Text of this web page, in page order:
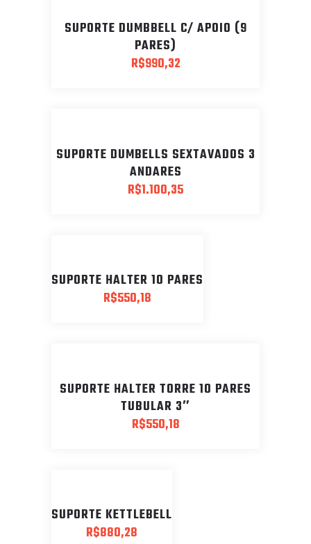
SUPORTE DUMBBELL C/ APOIO (9
PARES)
R$990,32
SUPORTE DUMBELLS SEXTAVADOS 3
ANDARES
R$1.100,35
SUPORTE HALTER 10 PARES
R$550,18
SUPORTE HALTER TORRE 10 PARES
TUBULAR 3″
R$550,18
SUPORTE KETTLEBELL
R$880,28